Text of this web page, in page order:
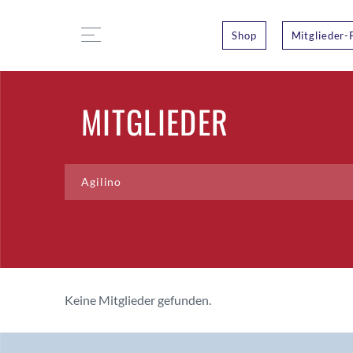
Shop Mitglieder-
MITGLIEDER
Keine Mitglieder gefunden.